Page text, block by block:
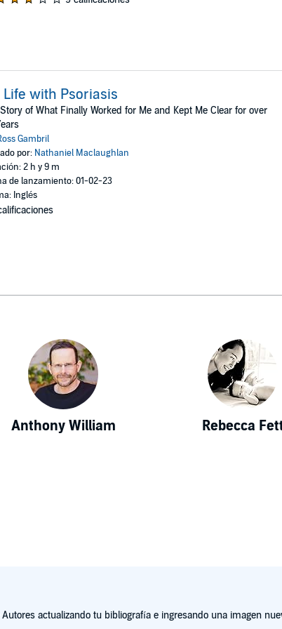
Life with Psoriasis
of What Finally Worked for Me and Kept Me Clear for over
Gambril
por: Nathaniel Maclaughlan
2 h y 9 m
de lanzamiento: 01-02-23
Inglés
Anthony William Rebecca
actualizando tu bibliografía e ingresando una imagen